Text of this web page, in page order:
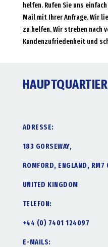
helfen. Rufen Sie uns
Mail mit Ihrer Anfrage. Wir
zu helfen. Wir streben nach
Kundenzufriedenheit und
HAUPTQUARTIER
ADRESSE:
183 GORSEWAY,
ROMFORD, ENGLAND, RM7
UNITED KINGDOM
TELEFON:
+44 (0) 7401 124097
E-MAILS: